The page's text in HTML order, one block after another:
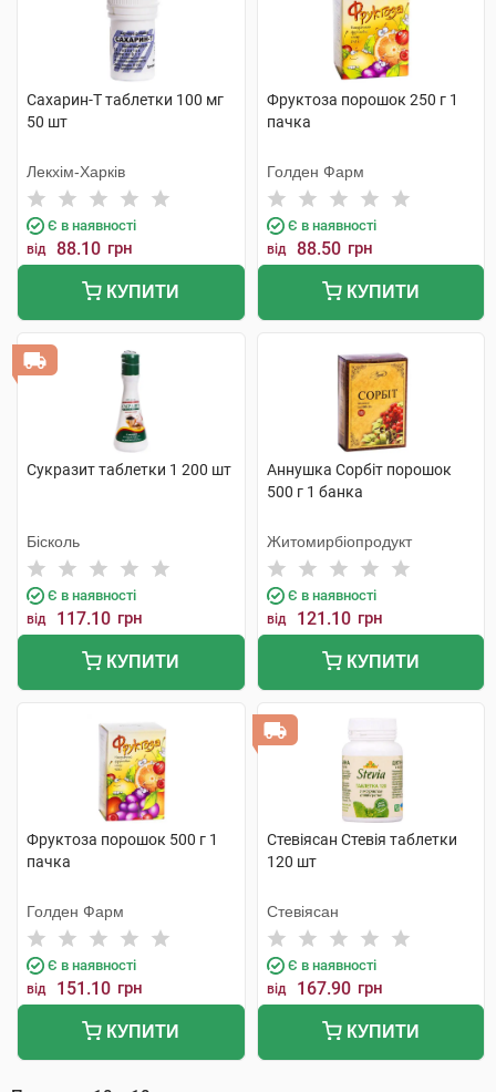
Сахарин-Т таблетки 100 мг
50 шт
Лекхім-Харків
Є в наявності
від 88.10 грн
КУПИТИ
Фруктоза порошок 250 г 1
пачка
Голден Фарм
Є в наявності
від 88.50 грн
КУПИТИ
Сукразит таблетки 1 200 шт
Бісколь
Є в наявності
від 117.10 грн
КУПИТИ
Аннушка Сорбіт порошок
500 г 1 банка
Житомирбіопродукт
Є в наявності
від 121.10 грн
КУПИТИ
Фруктоза порошок 500 г 1
пачка
Голден Фарм
Є в наявності
від 151.10 грн
КУПИТИ
Стевіясан Стевія таблетки
120 шт
Стевіясан
Є в наявності
від 167.90 грн
КУПИТИ